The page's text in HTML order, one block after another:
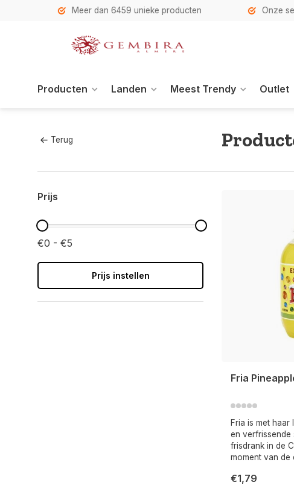
Meer dan 6459 unieke producten Onze
Producten Landen Meest Trendy Outlet
Terug
Prijs
€0 - €5
Prijs instellen
Fria
Fria is met haar
en verfrissende
frisdrank in de
moment van
€1,79